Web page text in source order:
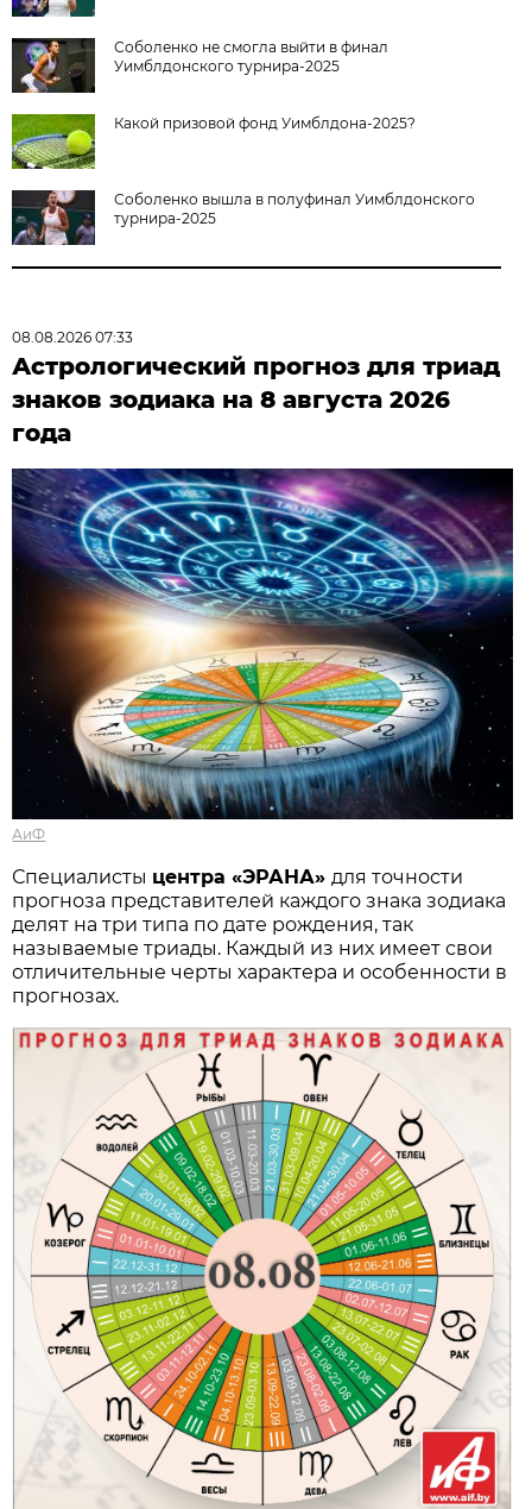
Соболенко не смогла выйти в финал
Уимблдонского турнира-2025
Какой призовой фонд Уимблдона-2025?
Соболенко вышла в полуфинал Уимблдонского
турнира-2025
08.08.2026 07:33
Астрологический прогноз для триад
знаков зодиака на 8 августа 2026
года
АиФ
Специалисты центра «ЭРАНА»для точности
прогноза представителей каждого знака зодиака
делят на три типа по дате рождения, так
называемые триады. Каждый из них имеет свои
отличительные черты характера и особенности в
прогнозах.